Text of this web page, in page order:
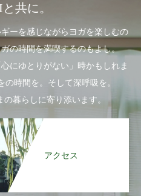
共に。
ーを感じながらヨガを楽しむの
の時間を満喫するのもよし。
にゆとりがない」時かもしれま
時間を。そして深呼吸を。
暮らしに寄り添います。
アクセス